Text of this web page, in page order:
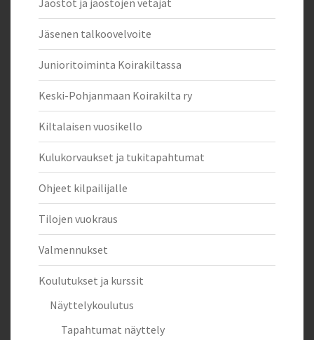
Jaostot ja jaostojen vetäjät
Jäsenen talkoovelvoite
Junioritoiminta Koirakiltassa
Keski-Pohjanmaan Koirakilta ry
Kiltalaisen vuosikello
Kulukorvaukset ja tukitapahtumat
Ohjeet kilpailijalle
Tilojen vuokraus
Valmennukset
Koulutukset ja kurssit
Näyttelykoulutus
Tapahtumat näyttely